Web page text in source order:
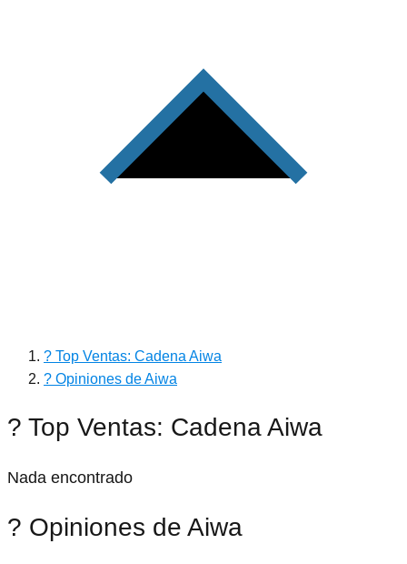
? Top Ventas: Cadena Aiwa
? Opiniones de Aiwa
? Top Ventas: Cadena Aiwa
Nada encontrado
? Opiniones de Aiwa